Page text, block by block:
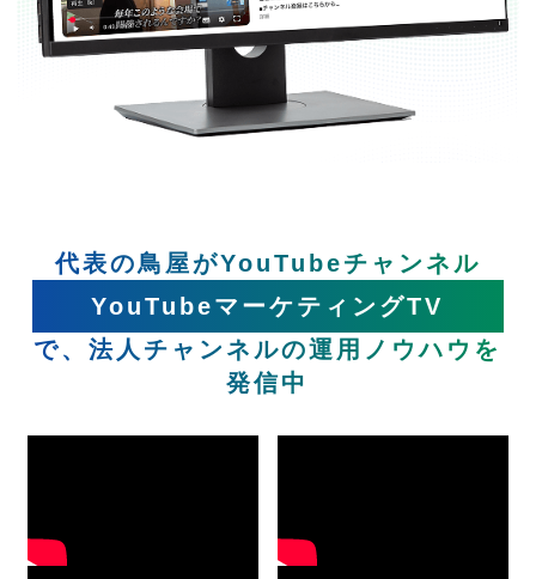
代表の鳥屋がYouTubeチャンネル
YouTubeマーケティングTV
で、法人チャンネルの運用ノウハウを
発信中